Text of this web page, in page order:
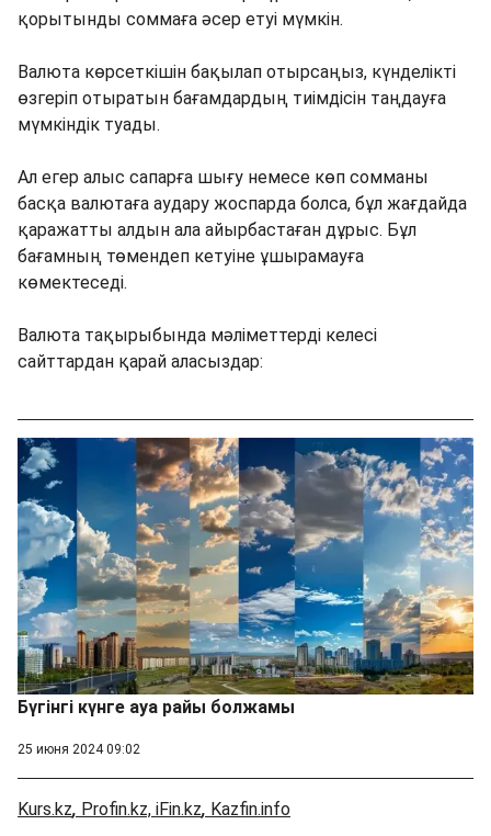
қорытынды соммаға әсер етуі мүмкін.
Валюта көрсеткішін бақылап отырсаңыз, күнделікті
өзгеріп отыратын бағамдардың тиімдісін таңдауға
мүмкіндік туады.
Ал егер алыс сапарға шығу немесе көп сомманы
басқа валютаға аудару жоспарда болса, бұл жағдайда
қаражатты алдын ала айырбастаған дұрыс. Бұл
бағамның төмендеп кетуіне ұшырамауға
көмектеседі.
Валюта тақырыбында мәліметтерді келесі
сайттардан қарай аласыздар:
Бүгінгі күнге ауа райы болжамы
25 июня 2024 09:02
Kurs.kz, Profin.kz, iFin.kz, Kazfin.info